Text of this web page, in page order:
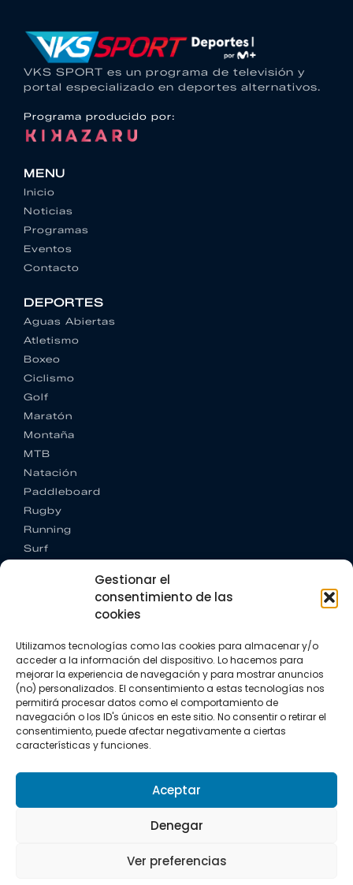
Gestionar el
consentimiento de las
cookies
Utilizamos tecnologías como las cookies para almacenar y/o
acceder a la información del dispositivo. Lo hacemos para
mejorar la experiencia de navegación y para mostrar anuncios
(no) personalizados. El consentimiento a estas tecnologías nos
permitirá procesar datos como el comportamiento de
navegación o los ID's únicos en este sitio. No consentir o retirar el
consentimiento, puede afectar negativamente a ciertas
características y funciones.
Aceptar
Denegar
Ver preferencias
VKS SPORT es un programa de televisión y
portal especializado en deportes alternativos.
Programa producido por:
MENU
Inicio
Noticias
Programas
Eventos
Contacto
DEPORTES
Aguas Abiertas
Atletismo
Boxeo
Ciclismo
Golf
Maratón
Montaña
MTB
Natación
Paddleboard
Rugby
Running
Surf
CONTACTO
+34 662 342 177
info@vkssport.com
SÍGUENOS
Política de privacidad
Política de cookies
Todos los derechos resevados.